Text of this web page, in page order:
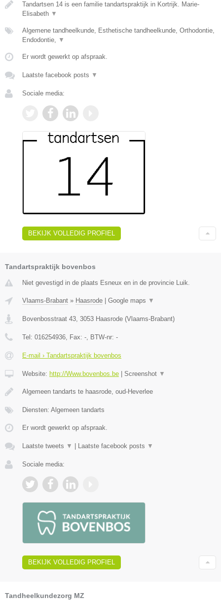
Tandartsen 14 is een familie tandartspraktijk in Kortrijk. Marie-
Elisabeth ▼
Algemene tandheelkunde, Esthetische tandheelkunde, Orthodontie,
Endodontie, ▼
Er wordt gewerkt op afspraak.
Laatste facebook posts ▼
Sociale media:
BEKIJK VOLLEDIG PROFIEL
Tandartspraktijk bovenbos
Niet gevestigd in de plaats Esneux en in de provincie Luik.
Vlaams-Brabant » Haasrode | Google maps ▼
Bovenbosstraat 43 3053 Haasrode (Vlaams-Brabant)
Tel: 016254936 , Fax: - , BTW-nr: -
E-mail › Tandartspraktijk bovenbos
Website: http://Www.bovenbos.be | Screenshot ▼
Algemeen tandarts te haasrode, oud-Heverlee
Diensten: Algemeen tandarts
Er wordt gewerkt op afspraak.
Laatste tweets ▼ | Laatste facebook posts ▼
Sociale media:
BEKIJK VOLLEDIG PROFIEL
Tandheelkundezorg MZ